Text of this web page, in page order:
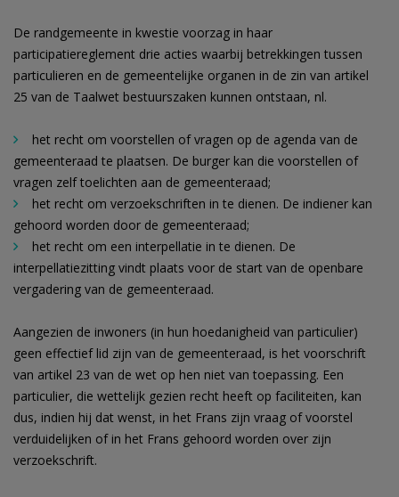
De randgemeente in kwestie voorzag in haar
participatiereglement drie acties waarbij betrekkingen tussen
particulieren en de gemeentelijke organen in de zin van artikel
25 van de Taalwet bestuurszaken kunnen ontstaan, nl.
het recht om voorstellen of vragen op de agenda van de
gemeenteraad te plaatsen. De burger kan die voorstellen of
vragen zelf toelichten aan de gemeenteraad;
het recht om verzoekschriften in te dienen. De indiener kan
gehoord worden door de gemeenteraad;
het recht om een interpellatie in te dienen. De
interpellatiezitting vindt plaats voor de start van de openbare
vergadering van de gemeenteraad.
Aangezien de inwoners (in hun hoedanigheid van particulier)
geen effectief lid zijn van de gemeenteraad, is het voorschrift
van artikel 23 van de wet op hen niet van toepassing. Een
particulier, die wettelijk gezien recht heeft op faciliteiten, kan
dus, indien hij dat wenst, in het Frans zijn vraag of voorstel
verduidelijken of in het Frans gehoord worden over zijn
verzoekschrift.